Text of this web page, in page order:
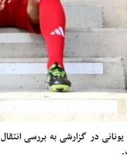
در گزارشی به بررسی